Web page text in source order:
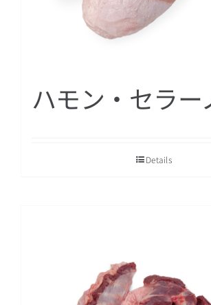
ハモン・セラー
Details